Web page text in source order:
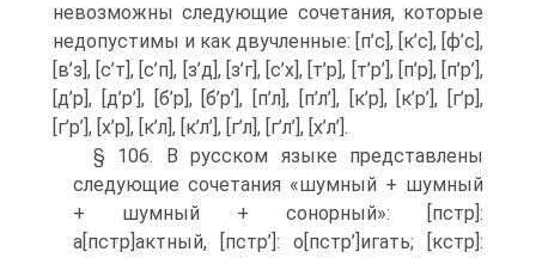
невозможны следующие сочетания, которые
недопустимы и как двучленные: [п’с], [к’с], [ф’с],
[в’з], [с’т], [с’п], [з’д], [з’г], [с’х], [т’р], [т’р’], [п’р], [п’р’],
[д’р], [д’р’], [б’р], [б’р’], [п’л], [п’л’], [к’р], [к’р’], [г’р],
[г’р’], [х’р], [к’л], [к’л’], [г’л], [г’л’], [х’л’].
§ 106. В русском языке представлены
следующие сочетания «шумный + шумный
+ шумный + сонорный»: [пстр]:
а[пстр]актный, [пстр’]: о[пстр’]игать; [кстр]: